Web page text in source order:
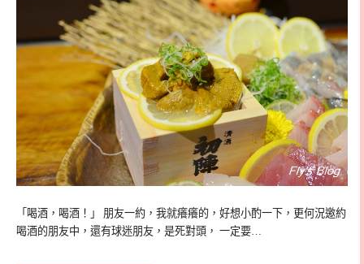
「喝酒，喝酒！」 朋友一約，我就癢癢的，好想小酌一下，更何況邀約
喝酒的朋友中，還有球迷朋友，是死對頭， 一定要…